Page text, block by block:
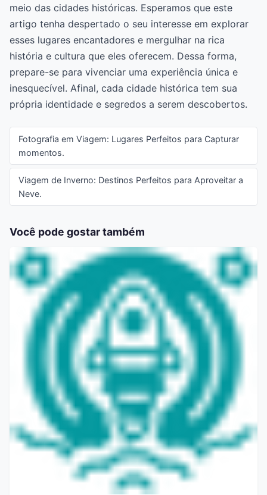
meio das cidades históricas. Esperamos que este
artigo tenha despertado o seu interesse em explorar
esses lugares encantadores e mergulhar na rica
história e cultura que eles oferecem. Dessa forma,
prepare-se para vivenciar uma experiência única e
inesquecível. Afinal, cada cidade histórica tem sua
própria identidade e segredos a serem descobertos.
Fotografia em Viagem: Lugares Perfeitos para Capturar
momentos.
Viagem de Inverno: Destinos Perfeitos para Aproveitar a
Neve.
Você pode gostar também